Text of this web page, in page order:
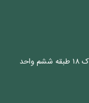
تهران-خیابان سهروردی شمالی خیابان هویزه پلاک 18 طبقه ششم واحد